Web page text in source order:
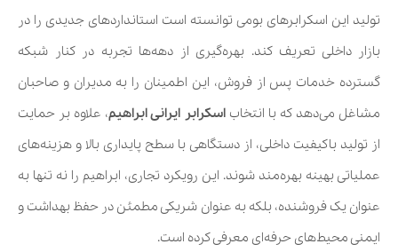
تولید این اسکرابرهای بومی توانسته است استانداردهای جدیدی را در
بازار داخلی تعریف کند. بهره‌گیری از دهه‌ها تجربه در کنار شبکه
گسترده خدمات پس از فروش، این اطمینان را به مدیران و صاحبان
مشاغل می‌دهد که با انتخاباسکرابر ایرانی ابراهیم، علاوه بر حمایت
از تولید باکیفیت داخلی، از دستگاهی با سطح پایداری بالا و هزینه‌های
عملیاتی بهینه بهره‌مند شوند. این رویکرد تجاری، ابراهیم را نه تنها به
عنوان یک فروشنده، بلکه به عنوان شریکی مطمئن در حفظ بهداشت و
ایمنی محیط‌های حرفه‌ای معرفی کرده است.